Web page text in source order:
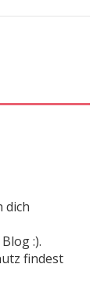
dich
:).
findest